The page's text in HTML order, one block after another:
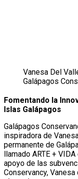
Vanesa Del
Galápagos
Fomentando la
Islas Galápagos
Galápagos
inspiradora de
permanente de
llamado ARTE +
apoyo de las
Conservancy,